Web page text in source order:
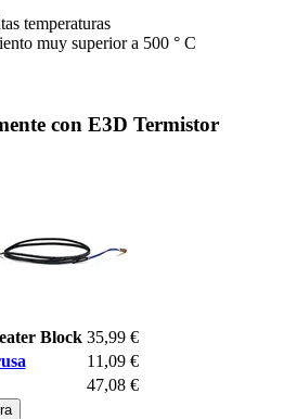
temperaturas
muy superior a 500 ° C
con E3D Termistor
Block 35,99 €
11,09 €
47,08 €